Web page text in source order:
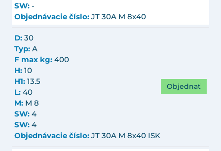
SW: -
Objednávacie číslo: JT 30A M 8x40
D: 30
Typ: A
F max kg: 400
H: 10
H1: 13.5
L: 40
M: M 8
SW: 4
SW: 4
Objednávacie číslo: JT 30A M 8x40 ISK
Objednať